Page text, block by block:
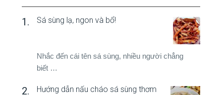
Sá sùng lạ, ngon và bổ!
Nhắc đến cái tên sá sùng, nhiều người chẳng
biết …
Hướng dẫn nấu cháo sá sùng thơm